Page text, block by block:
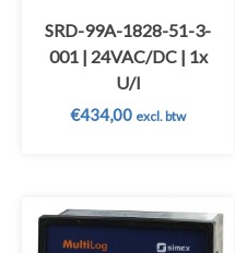
SRD-99A-1828-51-3-
001 | 24VAC/DC | 1x
U/I
€434,00 excl. btw